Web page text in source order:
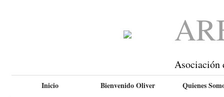
Asociación
Inicio Bienvenido Oliver Quienes